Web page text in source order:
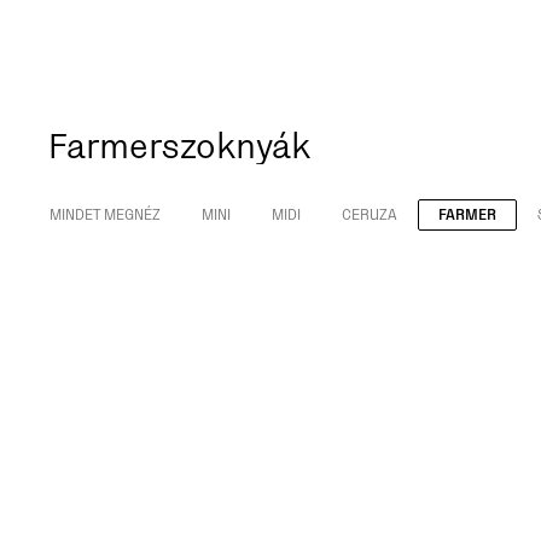
Farmerszoknyák
MINDET MEGNÉZ MINI MIDI CERUZA FARMER